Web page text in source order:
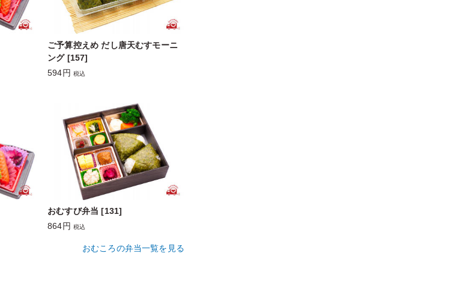
ご予算控えめ だし唐天むすモーニ
ング [157]
594円 税込
おむすび弁当 [131]
864円 税込
おむころの弁当一覧を見る